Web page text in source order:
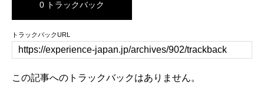
0 トラックバック
トラックバックURL
この記事へのトラックバックはありません。